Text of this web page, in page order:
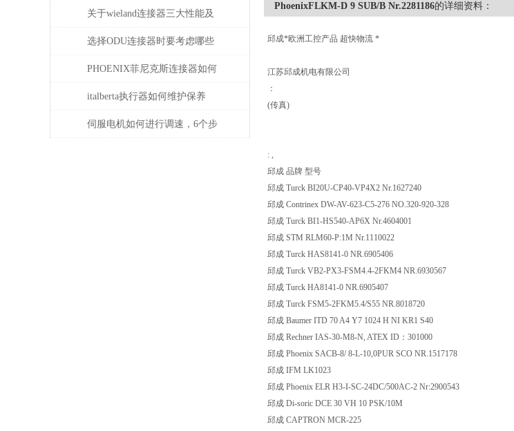
关于wieland连接器三大性能及
重要性
选择ODU连接器时要考虑哪些
因素？
PHOENIX菲尼克斯连接器如何
保证数据的安全性
italberta执行器如何维护保养
伺服电机如何进行调速，6个步
PhoenixFLKM-D 9 SUB/B Nr.2281186的详细资料：
邱成*欧洲工控产品 超快物流 *
江苏邱成机电有限公司
：
(传真)
: ,
邱成 品牌 型号
邱成 Turck BI20U-CP40-VP4X2 Nr.1627240
邱成 Contrinex DW-AV-623-C5-276 NO.320-920-328
邱成 Turck BI1-HS540-AP6X Nr.4604001
邱成 STM RLM60-P:1M Nr.1110022
邱成 Turck HAS8141-0 NR.6905406
邱成 Turck VB2-PX3-FSM4.4-2FKM4 NR.6930567
邱成 Turck HA8141-0 NR.6905407
邱成 Turck FSM5-2FKM5.4/S55 NR.8018720
邱成 Baumer ITD 70 A4 Y7 1024 H NI KR1 S40
邱成 Rechner IAS-30-M8-N, ATEX ID：301000
邱成 Phoenix SACB-8/ 8-L-10,0PUR SCO NR.1517178
邱成 IFM LK1023
邱成 Phoenix ELR H3-I-SC-24DC/500AC-2 Nr:2900543
邱成 Di-soric DCE 30 VH 10 PSK/10M
邱成 CAPTRON MCR-225